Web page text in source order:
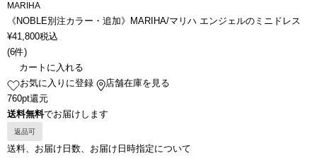
MARIHA
《NOBLE別注カラー・追加》MARIHA/マリハ エンジェルのミニドレス
¥41,800税込
(6件)
カートに入れる
お気に入りに登録
店舗在庫を見る
760pt還元
送料無料でお届けします
返品可
送料、お届け日数、お届け日時指定について